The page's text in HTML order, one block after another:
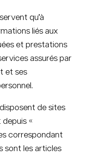
qu’à
liés aux
et prestations
assurés par
et ses
de sites
«
correspondant
sont les articles